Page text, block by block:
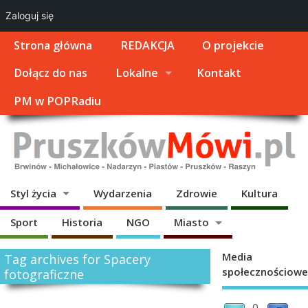
Strona główna REDAKCJA
O projekcie
Dołącz do nas
Lokalne
Kontakt
PM w POPRadiu
Styl życia Wydarzenia Zdrowie Kultura
Sport Historia NGO Miasto
Tag archives for Spacery
fotograficzne
Media
społecznościowe
Zaloguj się